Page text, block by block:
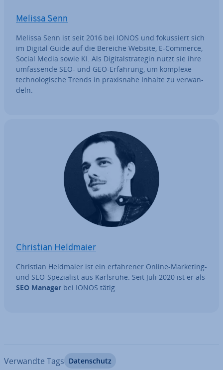
Melissa Senn
Melissa Senn ist seit 2016 bei IONOS und fo­kus­siert sich
im Digital Guide auf die Bereiche Website, E-Commerce,
Social Media sowie KI. Als Di­gi­tal­stra­te­gin nutzt sie ihre
um­fas­sen­de SEO- und GEO-Erfahrung, um komplexe
tech­no­lo­gi­sche Trends in pra­xis­na­he Inhalte zu ver­wan­
deln.
Christian Heldmaier
Christian Heldmaier ist ein er­fah­re­ner Online-Marketing-
und SEO-Spe­zia­list aus Karlsruhe. Seit Juli 2020 ist er als
SEO Manager bei IONOS tätig.
Verwandte Tags Da­ten­schutz